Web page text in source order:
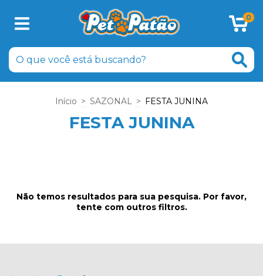
0
Início > SAZONAL > FESTA JUNINA
FESTA JUNINA
Não temos resultados para sua pesquisa. Por favor,
tente com outros filtros.